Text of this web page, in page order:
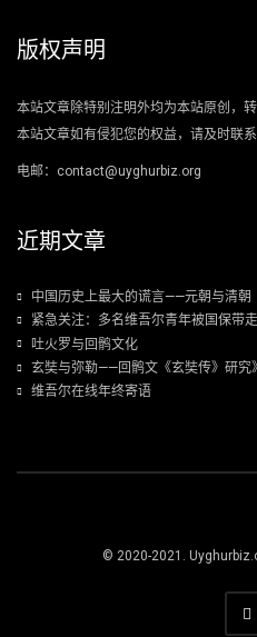
版权声明
本站文章除特别注明外均为本站原创，
本站文章如有侵犯您的权益，请及时联
电邮：contact@uyghurbiz.org
近期文章
中国历史上最大的谎言——元朝与清朝
紧急关注：多名维吾尔青年被国保带
吐火罗与回鹘文化
玄奘与弥勒——回鹘文《玄奘传》研究》
维吾尔在线年终寄语
© 2020-2021.